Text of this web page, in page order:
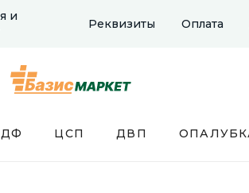
и
Реквизиты Оплата
ЦСП ДВП